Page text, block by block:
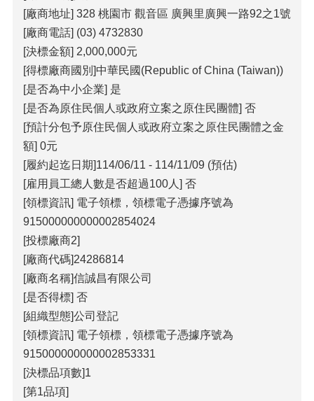
[廠商地址] 328 桃園市 觀音區 廣興里廣興一路92之1號
[廠商電話] (03) 4732830
[決標金額] 2,000,000元
[得標廠商國別]中華民國(Republic of China (Taiwan))
[是否為中小企業] 是
[是否為原住民個人或政府立案之原住民團體] 否
[預計分包予原住民個人或政府立案之原住民團體之金
額] 0元
[履約起迄日期]114/06/11 - 114/11/09 (預估)
[雇用員工總人數是否超過100人] 否
[領標資訊] 電子領標，領標電子憑據序號為
915000000000002854024
[投標廠商2]
[廠商代碼]24286814
[廠商名稱]信誠昌有限公司
[是否得標] 否
[組織型態]公司登記
[領標資訊] 電子領標，領標電子憑據序號為
915000000000002853331
[決標品項數]1
[第1品項]